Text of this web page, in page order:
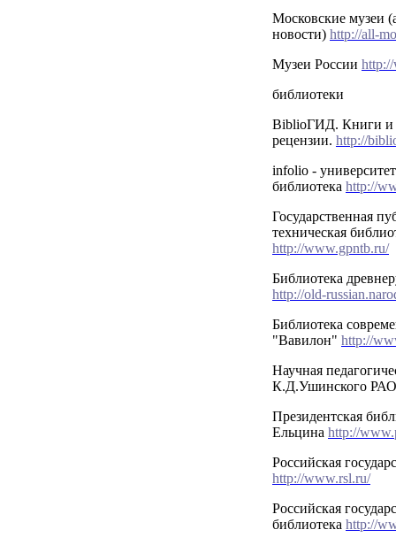
Московские музеи
новости) http://all-
Музеи России
библиотеки
BiblioГИД. Книги и
рецензии. http://
infolio -
библиотека http://
Государственная
техническая
http://www.gpntb.ru/
Библиотека
http://old-
Библиотека
"Вавилон" http://
Научная
К.Д.Ушинского
Президентская
Ельцина http://
Российская
http://www.rsl.ru/
Российская
библиотека http://